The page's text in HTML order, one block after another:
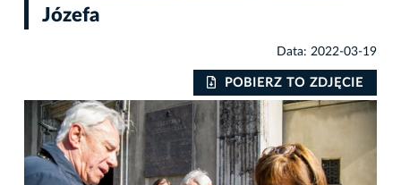
Józefa
Data: 2022-03-19
POBIERZ TO ZDJĘCIE